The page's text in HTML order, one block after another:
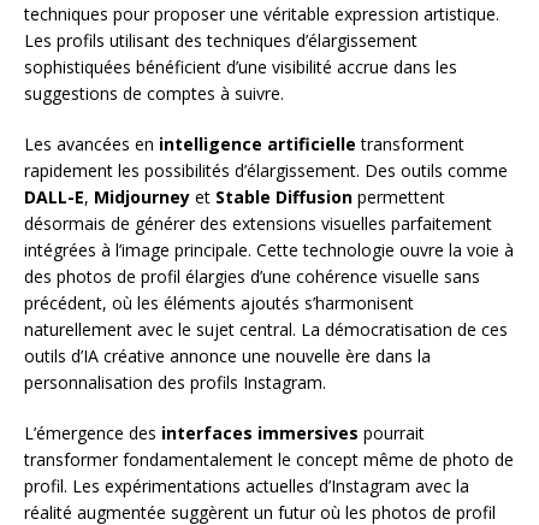
techniques pour proposer une véritable expression artistique.
Les profils utilisant des techniques d’élargissement
sophistiquées bénéficient d’une visibilité accrue dans les
suggestions de comptes à suivre.
Les avancées en intelligence artificielle transforment
rapidement les possibilités d’élargissement. Des outils comme
DALL-E, Midjourney et Stable Diffusion permettent
désormais de générer des extensions visuelles parfaitement
intégrées à l’image principale. Cette technologie ouvre la voie à
des photos de profil élargies d’une cohérence visuelle sans
précédent, où les éléments ajoutés s’harmonisent
naturellement avec le sujet central. La démocratisation de ces
outils d’IA créative annonce une nouvelle ère dans la
personnalisation des profils Instagram.
L’émergence des interfaces immersives pourrait
transformer fondamentalement le concept même de photo de
profil. Les expérimentations actuelles d’Instagram avec la
réalité augmentée suggèrent un futur où les photos de profil